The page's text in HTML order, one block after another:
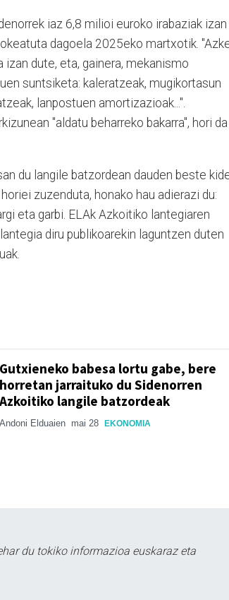
iaz 6,8 milioi euroko irabaziak izan
dagoela 2025eko martxotik.
dute, eta, gainera, mekanismo
suntsiketa: kaleratzeak, mugikortasun
lanpostuen amortizazioak...".
"aldatu beharreko bakarra", hori da
du langile batzordean dauden beste
zuzenduta, honako hau adierazi du:
eta garbi. ELAk Azkoitiko lantegiaren
diru publikoarekin laguntzen duten
Gutxieneko babesa lortu gabe, bere
horretan jarraituko du Sidenorren
Azkoitiko langile batzordeak
Andoni Elduaien mai 28 EKONOMIA
du tokiko informazioa euskaraz eta